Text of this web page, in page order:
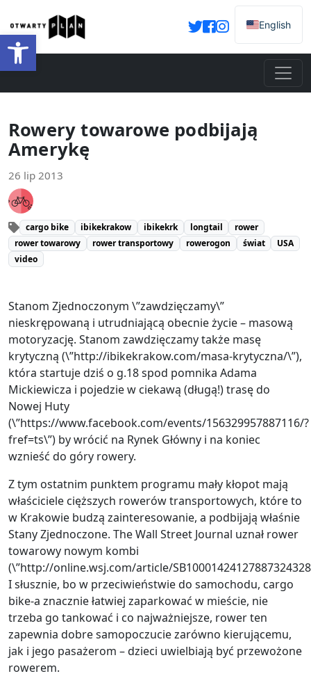
Otwórz pasek narzędzi
English
Rowery towarowe podbijają
Amerykę
26 lip 2013
cargo bike ibikekrakow ibikekrk longtail
rower
rower towarowy
rower transportowy rowerogon świat
USA
video
Stanom Zjednoczonym \”zawdzięczamy\”
nieskrępowaną i utrudniającą obecnie życie – masową
motoryzację. Stanom zawdzięczamy także masę
krytyczną (\”http://ibikekrakow.com/masa-krytyczna/\”),
która startuje dziś o g.18 spod pomnika Adama
Mickiewicza i pojedzie w ciekawą (długą!) trasę do
Nowej Huty
(\”https://www.facebook.com/events/156329957887116/?
fref=ts\”) by wrócić na Rynek Główny i na koniec
wznieść do góry rowery.
Z tym ostatnim punktem programu mały kłopot mają
właściciele cięższych rowerów transportowych, które to
w Krakowie budzą zainteresowanie, a podbijają właśnie
Stany Zjednoczone. The Wall Street Journal uznał rower
towarowy nowym kombi
(\”http://online.wsj.com/article/
I słusznie, bo w przeciwieństwie do samochodu, cargo
bike-a znacznie łatwiej zaparkować w mieście, nie
trzeba go tankować i co najważniejsze, rower ten
zapewnia dobre samopoczucie zarówno kierującemu,
jak i jego pasażerom – dzieci uwielbiają być przewożone
rowerem.